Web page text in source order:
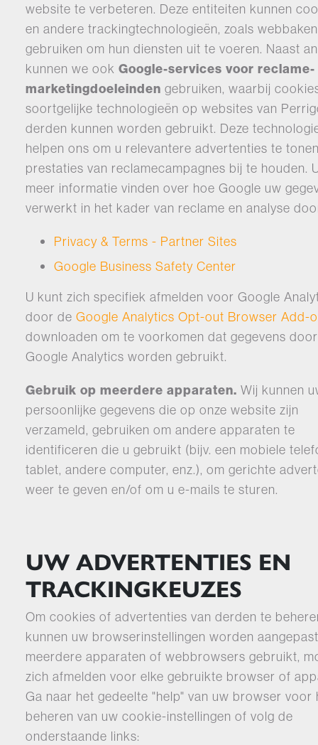
website te verbeteren. Deze entiteiten kunnen
en andere trackingtechnologieën, zoals
gebruiken om hun diensten uit te voeren. Naast
kunnen we ook Google-services voor reclame-
marketingdoeleinden gebruiken, waarbij
soortgelijke technologieën op websites van
derden kunnen worden gebruikt. Deze
helpen ons om u relevantere advertenties te
prestaties van reclamecampagnes bij te houden.
meer informatie vinden over hoe Google uw
verwerkt in het kader van reclame en analyse
Privacy & Terms - Partner Sites
Google Business Safety Center
U kunt zich specifiek afmelden voor Google
door de Google Analytics Opt-out Browser Add-
downloaden om te voorkomen dat gegevens door
Google Analytics worden gebruikt.
Gebruik op meerdere apparaten. Wij kunnen
persoonlijke gegevens die op onze website zijn
verzameld, gebruiken om andere apparaten te
identificeren die u gebruikt (bijv. een mobiele
tablet, andere computer, enz.), om gerichte
weer te geven en/of om u e-mails te sturen.
UW ADVERTENTIES EN
TRACKINGKEUZES
Om cookies of advertenties van derden te
kunnen uw browserinstellingen worden
meerdere apparaten of webbrowsers gebruikt,
zich afmelden voor elke gebruikte browser of
Ga naar het gedeelte "help" van uw browser voor
beheren van uw cookie-instellingen of volg de
onderstaande links: